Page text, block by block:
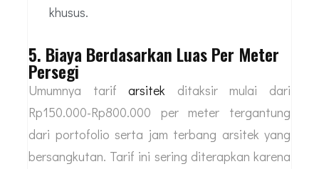
khusus.
5. Biaya Berdasarkan Luas Per Meter
Persegi
Umumnya tarifarsitek ditaksir mulai dari
Rp150.000-Rp800.000 per meter tergantung
dari portofolio serta jam terbang arsitek yang
bersangkutan. Tarif ini sering diterapkan karena